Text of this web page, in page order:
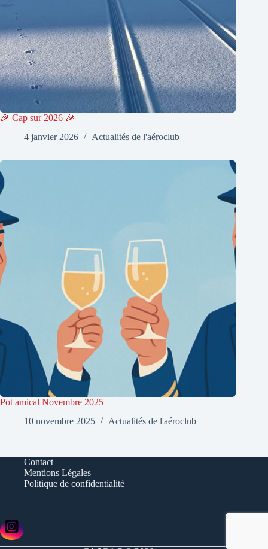
🎉 Cap sur 2026 🎉
4 janvier 2026
Actualités de l'aéroclub
Pot amical Novembre 2025
10 novembre 2025
Actualités de l'aéroclub
Contact
Mentions Légales
Politique de confidentialité